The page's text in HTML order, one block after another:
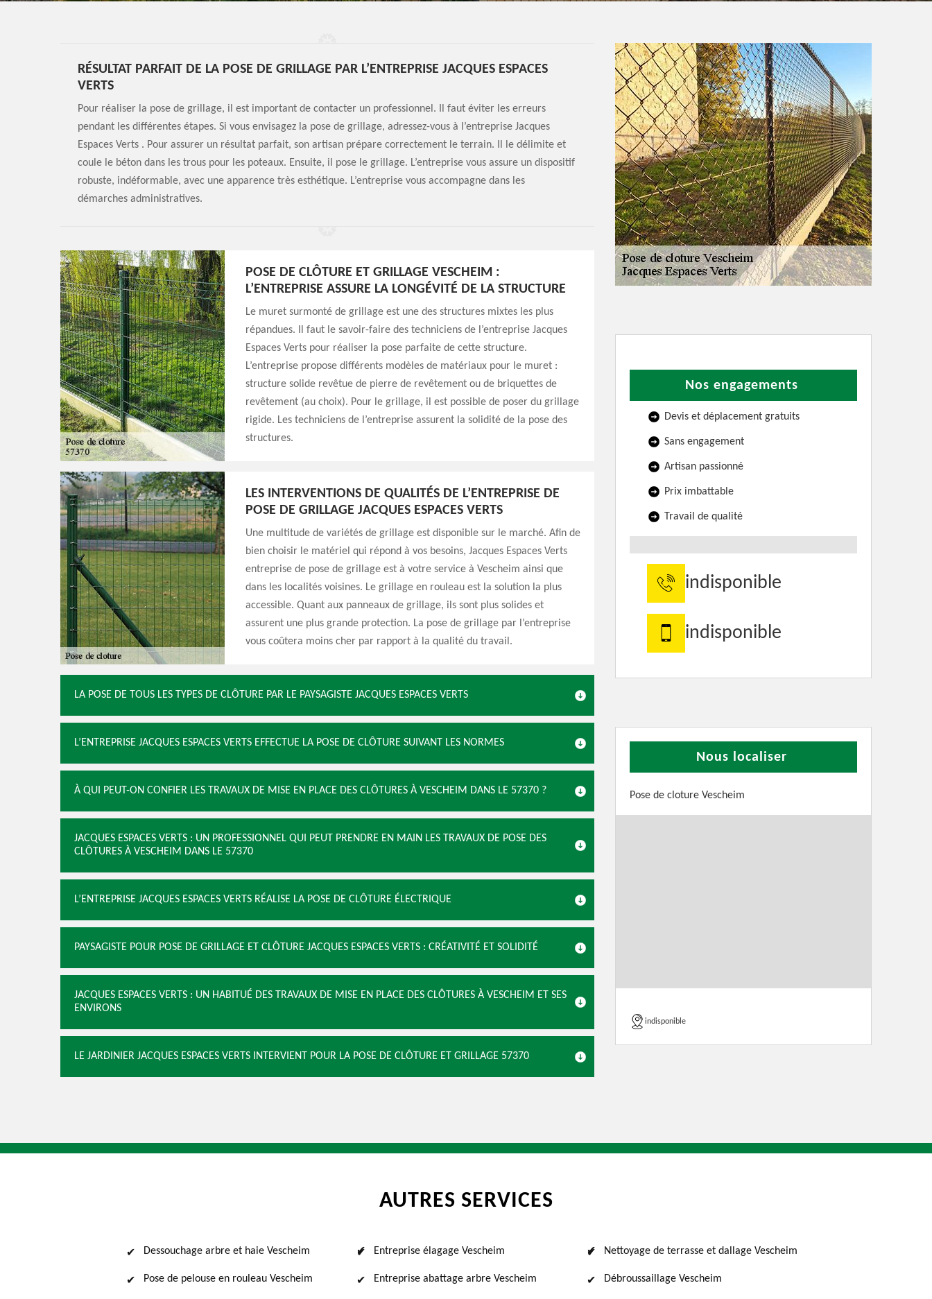
RÉSULTAT PARFAIT DE LA POSE DE GRILLAGE PAR L’ENTREPRISE JACQUES ESPACES
VERTS
Pour réaliser la pose de grillage, il est important de contacter un professionnel. Il faut éviter les erreurs
pendant les différentes étapes. Si vous envisagez la pose de grillage, adressez-vous à l’entreprise Jacques
Espaces Verts . Pour assurer un résultat parfait, son artisan prépare correctement le terrain. Il le délimite et
coule le béton dans les trous pour les poteaux. Ensuite, il pose le grillage. L’entreprise vous assure un dispositif
robuste, indéformable, avec une apparence très esthétique. L’entreprise vous accompagne dans les
démarches administratives.
POSE DE CLÔTURE ET GRILLAGE VESCHEIM :
L’ENTREPRISE ASSURE LA LONGÉVITÉ DE LA STRUCTURE
Le muret surmonté de grillage est une des structures mixtes les plus
répandues. Il faut le savoir-faire des techniciens de l’entreprise Jacques
Espaces Verts pour réaliser la pose parfaite de cette structure.
L’entreprise propose différents modèles de matériaux pour le muret :
structure solide revêtue de pierre de revêtement ou de briquettes de
revêtement (au choix). Pour le grillage, il est possible de poser du grillage
rigide. Les techniciens de l’entreprise assurent la solidité de la pose des
structures.
LES INTERVENTIONS DE QUALITÉS DE L’ENTREPRISE DE
POSE DE GRILLAGE JACQUES ESPACES VERTS
Une multitude de variétés de grillage est disponible sur le marché. Afin de
bien choisir le matériel qui répond à vos besoins, Jacques Espaces Verts
entreprise de pose de grillage est à votre service à Vescheim ainsi que
dans les localités voisines. Le grillage en rouleau est la solution la plus
accessible. Quant aux panneaux de grillage, ils sont plus solides et
assurent une plus grande protection. La pose de grillage par l’entreprise
vous coûtera moins cher par rapport à la qualité du travail.
LA POSE DE TOUS LES TYPES DE CLÔTURE PAR LE PAYSAGISTE JACQUES ESPACES VERTS
L’ENTREPRISE JACQUES ESPACES VERTS EFFECTUE LA POSE DE CLÔTURE SUIVANT LES NORMES
À QUI PEUT-ON CONFIER LES TRAVAUX DE MISE EN PLACE DES CLÔTURES À VESCHEIM DANS LE 57370 ?
JACQUES ESPACES VERTS : UN PROFESSIONNEL QUI PEUT PRENDRE EN MAIN LES TRAVAUX DE POSE DES
CLÔTURES À VESCHEIM DANS LE 57370
L’ENTREPRISE JACQUES ESPACES VERTS RÉALISE LA POSE DE CLÔTURE ÉLECTRIQUE
PAYSAGISTE POUR POSE DE GRILLAGE ET CLÔTURE JACQUES ESPACES VERTS : CRÉATIVITÉ ET SOLIDITÉ
JACQUES ESPACES VERTS : UN HABITUÉ DES TRAVAUX DE MISE EN PLACE DES CLÔTURES À VESCHEIM ET SES
ENVIRONS
LE JARDINIER JACQUES ESPACES VERTS INTERVIENT POUR LA POSE DE CLÔTURE ET GRILLAGE 57370
Nos engagements
Devis et déplacement gratuits
Sans engagement
Artisan passionné
Prix imbattable
Travail de qualité
indisponible
indisponible
Nous localiser
Pose de cloture Vescheim
indisponible
AUTRES SERVICES
Dessouchage arbre et haie Vescheim
Pose de pelouse en rouleau Vescheim
Entreprise élagage Vescheim
Entreprise abattage arbre Vescheim
Nettoyage de terrasse et dallage Vescheim
Débroussaillage Vescheim